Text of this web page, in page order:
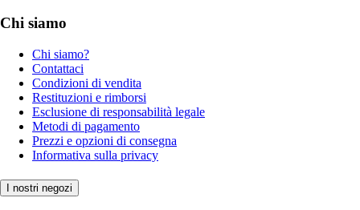
Chi siamo
Chi siamo?
Contattaci
Condizioni di vendita
Restituzioni e rimborsi
Esclusione di responsabilità legale
Metodi di pagamento
Prezzi e opzioni di consegna
Informativa sulla privacy
I nostri negozi